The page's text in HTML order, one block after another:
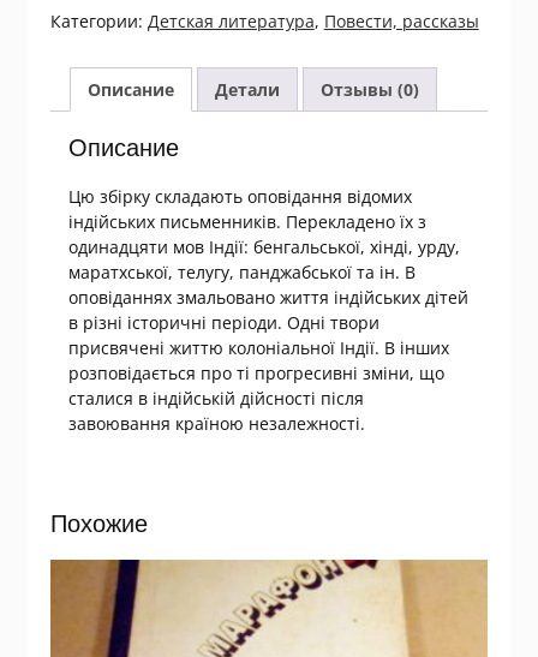
крізь
джунглі.
Оповідання
індійських
письменників
Категории: Детская литература, Повести, рассказы
Описание Детали Отзывы (0)
Описание
Цю збірку складають оповідання відомих
індійських письменників. Перекладено їх з
одинадцяти мов Індії: бенгальської, хінді, урду,
маратхської, телугу, панджабської та ін. В
оповіданнях змальовано життя індійських дітей
в різні історичні періоди. Одні твори
присвячені життю колоніальної Індії. В інших
розповідається про ті прогресивні зміни, що
сталися в індійській дійсності після
завоювання країною незалежності.
Похожие